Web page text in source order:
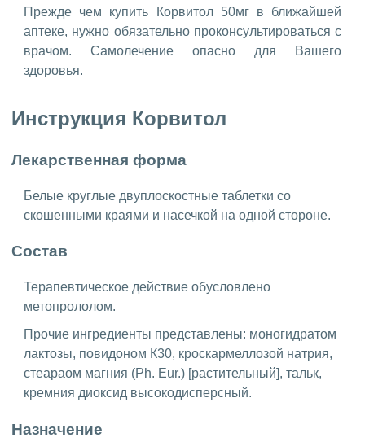
Прежде чем купить Корвитол 50мг в ближайшей
аптеке, нужно обязательно проконсультироваться с
врачом. Самолечение опасно для Вашего
здоровья.
Инструкция Корвитол
Лекарственная форма
Белые круглые двуплоскостные таблетки со
скошенными краями и насечкой на одной стороне.
Состав
Терапевтическое действие обусловлено
метопрололом.
Прочие ингредиенты представлены: моногидратом
лактозы, повидоном К30, кроскармеллозой натрия,
стеараом магния (Ph. Eur.) [растительный], тальк,
кремния диоксид высокодисперсный.
Назначение